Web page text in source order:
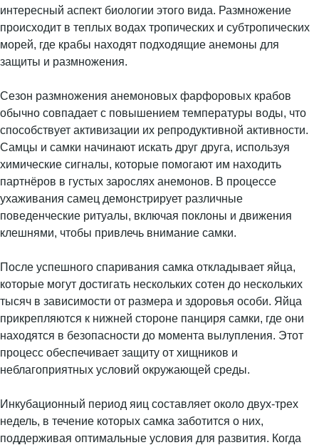
интересный аспект биологии этого вида. Размножение
происходит в теплых водах тропических и субтропических
морей, где крабы находят подходящие анемоны для
защиты и размножения.
Сезон размножения анемоновых фарфоровых крабов
обычно совпадает с повышением температуры воды, что
способствует активизации их репродуктивной активности.
Самцы и самки начинают искать друг друга, используя
химические сигналы, которые помогают им находить
партнёров в густых зарослях анемонов. В процессе
ухаживания самец демонстрирует различные
поведенческие ритуалы, включая поклоны и движения
клешнями, чтобы привлечь внимание самки.
После успешного спаривания самка откладывает яйца,
которые могут достигать нескольких сотен до нескольких
тысяч в зависимости от размера и здоровья особи. Яйца
прикрепляются к нижней стороне панциря самки, где они
находятся в безопасности до момента вылупления. Этот
процесс обеспечивает защиту от хищников и
неблагоприятных условий окружающей среды.
Инкубационный период яиц составляет около двух-трех
недель, в течение которых самка заботится о них,
поддерживая оптимальные условия для развития. Когда